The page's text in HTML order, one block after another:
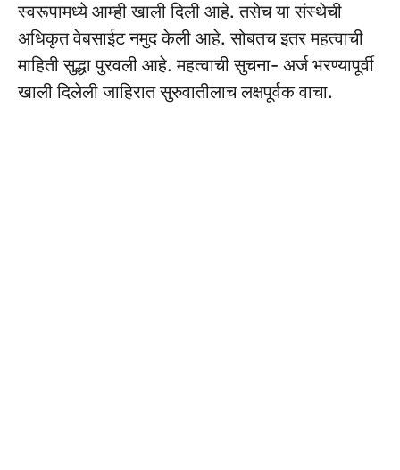
स्वरूपामध्ये आम्ही खाली दिली आहे. तसेच या संस्थेची
अधिकृत वेबसाईट नमुद केली आहे. सोबतच इतर महत्वाची
माहिती सुद्धा पुरवली आहे. महत्वाची सुचना- अर्ज भरण्यापूर्वी
खाली दिलेली जाहिरात सुरुवातीलाच लक्षपूर्वक वाचा.